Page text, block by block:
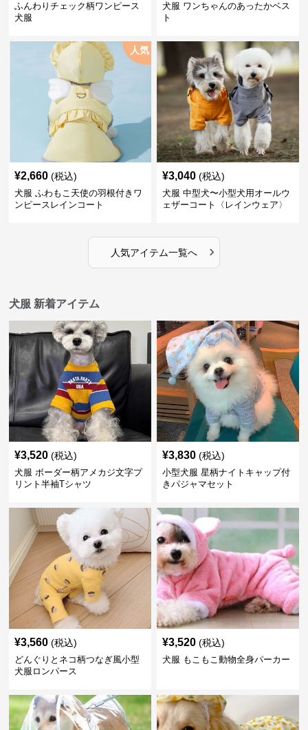
ふんわりチェック柄ワンピース
犬服
犬服 ワンちゃんのあったかベス
ト
人気
¥2,660 (税込)
犬服 ふわもこ天使の羽根付きワ
ンピースレインコート
¥3,040 (税込)
犬服 中型犬〜小型犬用オールウ
ェザーコート〈レインウェア〉
人気アイテム一覧へ ›
犬服 新着アイテム
¥3,520 (税込)
犬服 ボーダー柄アメカジ文字プ
リント半袖Tシャツ
¥3,830 (税込)
小型犬服 星柄ナイトキャップ付
きパジャマセット
¥3,560 (税込)
どんぐりとネコ柄つなぎ風小型
犬服ロンパース
¥3,520 (税込)
犬服 もこもこ動物全身パーカー